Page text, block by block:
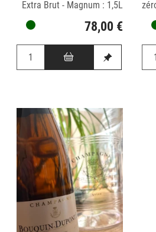
Extra Brut - Magnum : 1,5L
78,00 €